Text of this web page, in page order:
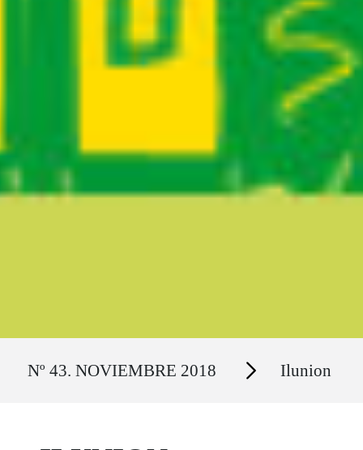
Nº 43. NOVIEMBRE 2018 Secciones Ilunion